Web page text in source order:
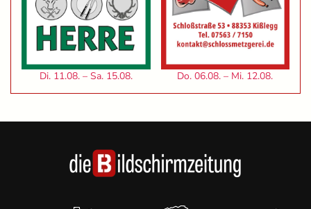
Di. 11.08. – Sa. 15.08. Do. 06.08. – Mi. 12.08.